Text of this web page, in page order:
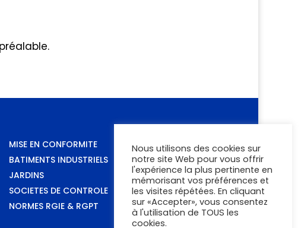
MISE EN CONFORMITE
BATIMENTS INDUSTRIELS
JARDINS
SOCIETES DE CONTROLE
NORMES RGIE & RGPT
Nous utilisons des cookies sur
notre site Web pour vous offrir
l'expérience la plus pertinente en
mémorisant vos préférences et
les visites répétées. En cliquant
sur «Accepter», vous consentez
à l'utilisation de TOUS les
cookies.